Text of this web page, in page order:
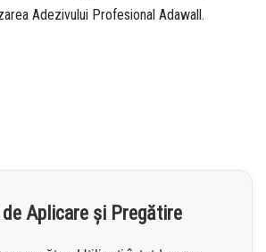
Adezivului Profesional Adawall.
Aplicare și Pregătire